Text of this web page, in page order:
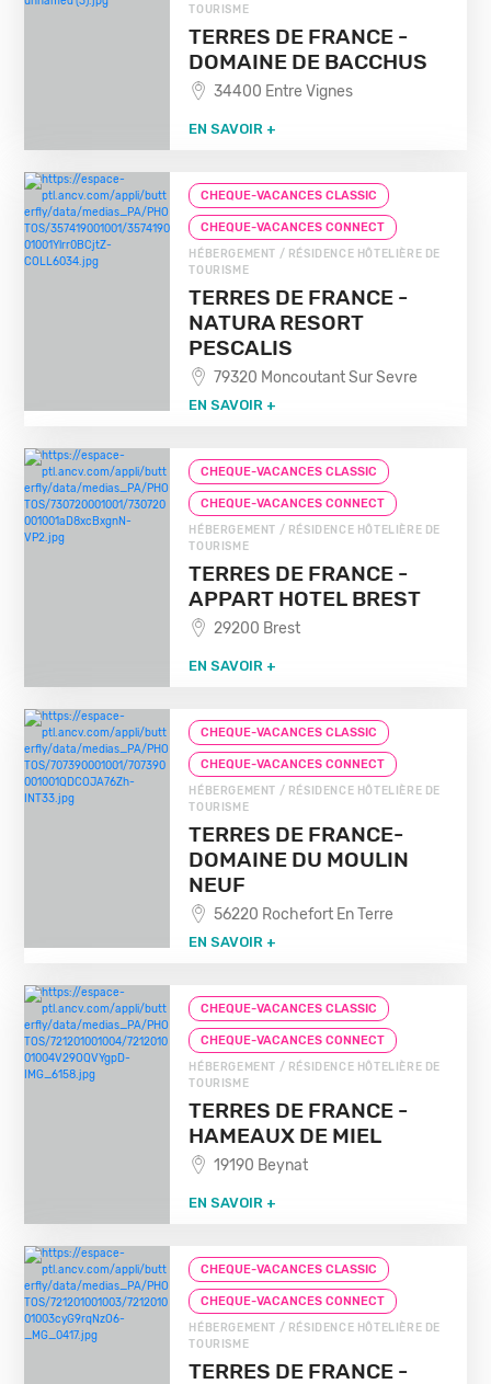
TOURISME
TERRES DE FRANCE -
DOMAINE DE BACCHUS
34400 Entre Vignes
EN SAVOIR +
CHEQUE-VACANCES CLASSIC
CHEQUE-VACANCES CONNECT
HÉBERGEMENT / RÉSIDENCE HÔTELIÈRE DE
TOURISME
TERRES DE FRANCE -
NATURA RESORT
PESCALIS
79320 Moncoutant Sur Sevre
EN SAVOIR +
CHEQUE-VACANCES CLASSIC
CHEQUE-VACANCES CONNECT
HÉBERGEMENT / RÉSIDENCE HÔTELIÈRE DE
TOURISME
TERRES DE FRANCE -
APPART HOTEL BREST
29200 Brest
EN SAVOIR +
CHEQUE-VACANCES CLASSIC
CHEQUE-VACANCES CONNECT
HÉBERGEMENT / RÉSIDENCE HÔTELIÈRE DE
TOURISME
TERRES DE FRANCE-
DOMAINE DU MOULIN
NEUF
56220 Rochefort En Terre
EN SAVOIR +
CHEQUE-VACANCES CLASSIC
CHEQUE-VACANCES CONNECT
HÉBERGEMENT / RÉSIDENCE HÔTELIÈRE DE
TOURISME
TERRES DE FRANCE -
HAMEAUX DE MIEL
19190 Beynat
EN SAVOIR +
CHEQUE-VACANCES CLASSIC
CHEQUE-VACANCES CONNECT
HÉBERGEMENT / RÉSIDENCE HÔTELIÈRE DE
TOURISME
TERRES DE FRANCE -